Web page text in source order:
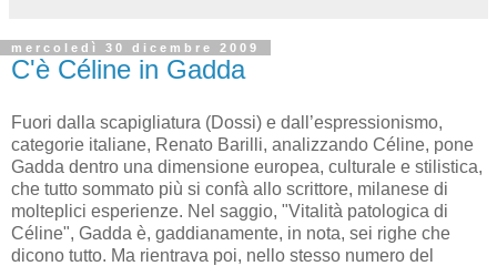
mercoledì 30 dicembre 2009
C'è Céline in Gadda
Fuori dalla scapigliatura (Dossi) e dall’espressionismo,
categorie italiane, Renato Barilli, analizzando Céline, pone
Gadda dentro una dimensione europea, culturale e stilistica,
che tutto sommato più si confà allo scrittore, milanese di
molteplici esperienze. Nel saggio, "Vitalità patologica di
Céline", Gadda è, gaddianamente, in nota, sei righe che
dicono tutto. Ma rientrava poi, nello stesso numero del